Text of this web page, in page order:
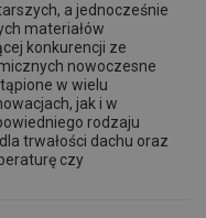
a jednocześnie
materiałów
konkurencji ze
nowoczesne
w wielu
jak i w
rodzaju
trwałości dachu oraz
czy